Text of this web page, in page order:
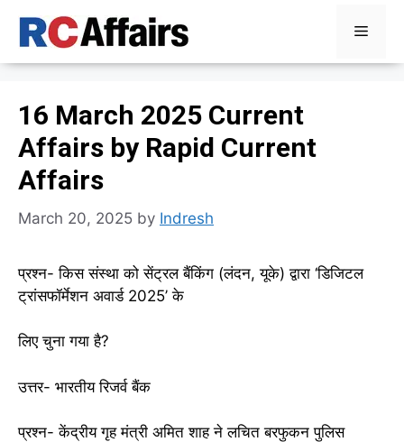
Menu
16 March 2025 Current
Affairs by Rapid Current
Affairs
March 20, 2025 by Indresh
प्रश्न- किस संस्था को सेंट्रल बैंकिंग (लंदन, यूके) द्वारा ‘डिजिटल
ट्रांसफॉर्मेशन अवार्ड 2025’ के
लिए चुना गया है?
उत्तर- भारतीय रिजर्व बैंक
प्रश्न- केंद्रीय गृह मंत्री अमित शाह ने लचित बरफुकन पुलिस